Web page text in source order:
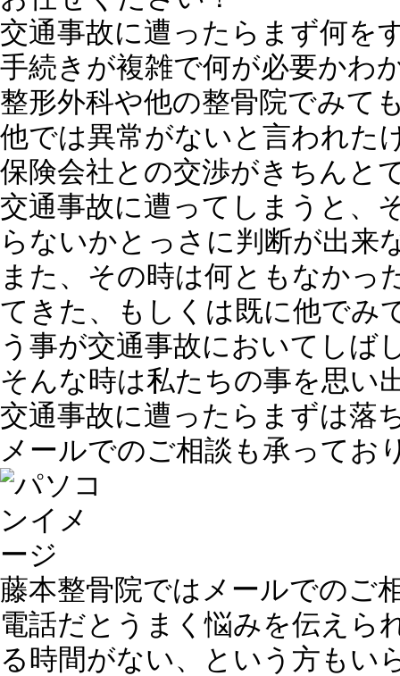
交通事故に遭ったらまず何を
手続きが複雑で何が必要かわ
整形外科や他の整骨院でみて
他では異常がないと言われた
保険会社との交渉がきちんと
交通事故に遭ってしまうと、
らないかとっさに判断が出来
また、その時は何ともなかっ
てきた、もしくは既に他でみ
う事が交通事故においてしば
そんな時は私たちの事を思い
交通事故に遭ったらまずは落
メールでのご相談も承ってお
藤本整骨院ではメールでのご
電話だとうまく悩みを伝えら
る時間がない、という方もい